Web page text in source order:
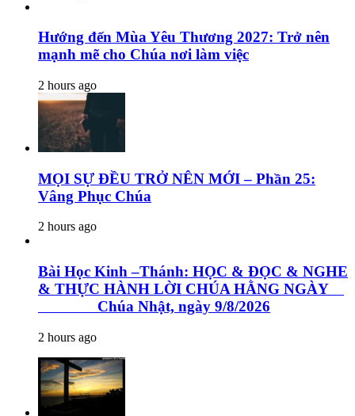
Hướng đến Mùa Yêu Thương 2027: Trở nên
mạnh mẽ cho Chúa nơi làm việc
2 hours ago
MỌI SỰ ĐỀU TRỞ NÊN MỚI – Phần 25:
Vâng Phục Chúa
2 hours ago
Bài Học Kinh –Thánh: HỌC & ĐỌC & NGHE
& THỰC HÀNH LỜI CHÚA HẰNG NGÀY
Chúa Nhật, ngày 9/8/2026
2 hours ago